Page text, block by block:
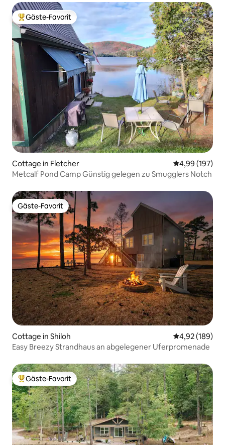
Beliebter Gäste-Favorit.
Gäste-Favorit
Cottage in Fletcher
4,99 (197)
Metcalf Pond Camp Günstig gelegen zu Smugglers Notch
Gäste-Favorit
Gäste-Favorit
Cottage in Shiloh
4,92 (189)
Easy Breezy Strandhaus an abgelegener Uferpromenade
Beliebter Gäste-Favorit.
Gäste-Favorit